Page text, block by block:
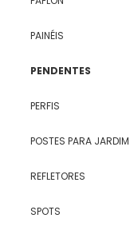
PAINÉIS
PENDENTES
PERFIS
POSTES PARA JARDIM
REFLETORES
SPOTS